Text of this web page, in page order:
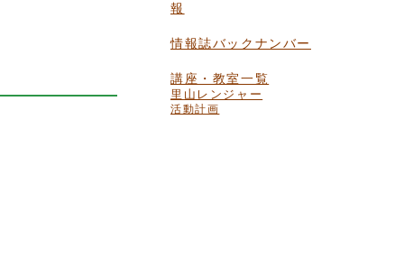
報
情報誌バックナンバー
講座・教室一覧
里山レンジャー
活動計画